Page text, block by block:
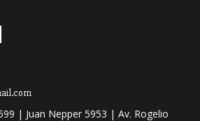
| Juan Nepper 5953 | Av. Rogelio